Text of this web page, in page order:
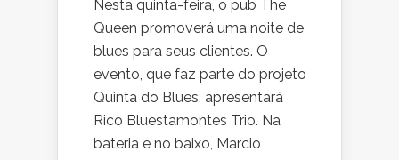
Nesta quinta-feira, o pub The
Queen promoverá uma noite de
blues para seus clientes. O
evento, que faz parte do projeto
Quinta do Blues, apresentará
Rico Bluestamontes Trio. Na
bateria e no baixo, Marcio